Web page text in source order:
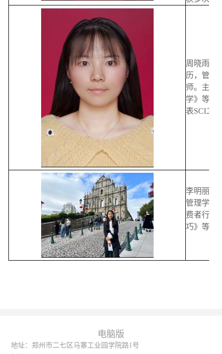
周晓雨，
历，管理
师。主讲
学》等课
表SCI二
李明丽，
管理学硕
费者行为
巧》等课
电脑版
地址：郑州市二七区马寨工业园学院路1号